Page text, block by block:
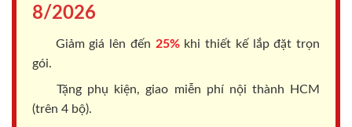
8/2026
Giảm giá lên đến 25%khi thiết kế lắp đặt trọn
gói.
Tặng phụ kiện, giao miễn phí nội thành HCM
(trên 4 bộ).